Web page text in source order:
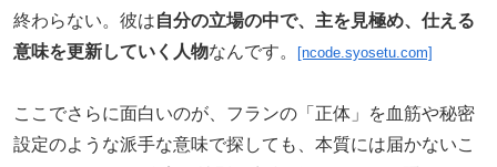
終わらない。彼は自分の立場の中で、主を見極め、仕える
意味を更新していく人物なんです。 [ncode.syosetu.com]
ここでさらに面白いのが、フランの「正体」を血筋や秘密
設定のような派手な意味で探しても、本質には届かないこ